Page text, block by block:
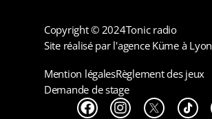
Copyright © 2024Tonic radio
Site réalisé par l'agence Küme à Lyon
Mention légalesRèglement des jeux
Demande de stage